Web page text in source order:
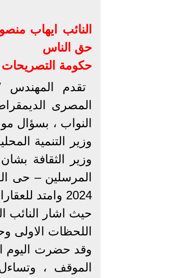
النائب ايهاب
حق الناس
حكومة التصريحات
تقدم المهندس
المصرى
النواب ، بسؤال
وزير التنمية
وزير الثقافة
2024 وامتد للعقارات المجاورة .
حيث اشار النائب
اللحظات الاولى
وقد حضرت اليوم
الموقف ،